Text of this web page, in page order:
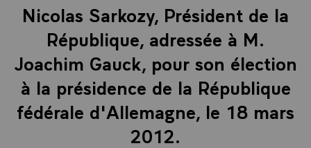
Nicolas Sarkozy, Président de la
République, adressée à M.
Joachim Gauck, pour son élection
à la présidence de la République
fédérale d'Allemagne, le 18 mars
2012.